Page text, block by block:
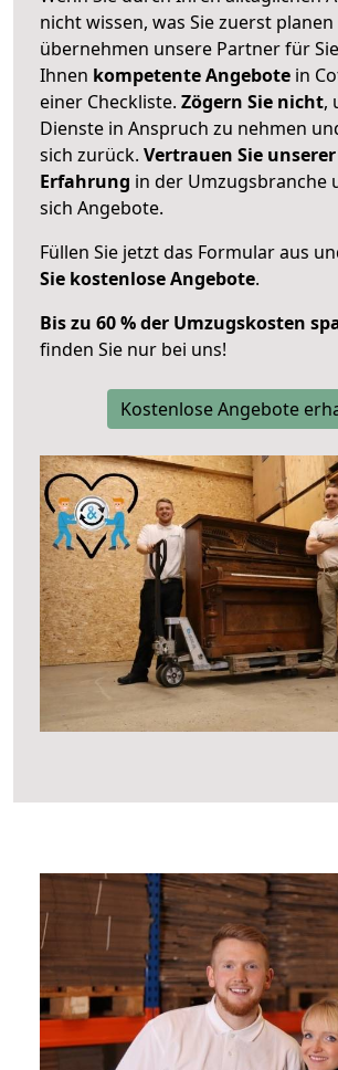
nicht wissen, was Sie zuerst
übernehmen unsere Partner für
Ihnen kompetente Angebote in
einer Checkliste. Zögern Sie nicht,
Dienste in Anspruch zu nehmen
sich zurück. Vertrauen Sie unserer
Erfahrung in der Umzugsbranche
sich Angebote.
Füllen Sie jetzt das Formular aus
Sie kostenlose Angebote.
Bis zu 60 % der Umzugskosten
finden Sie nur bei uns!
Kostenlose Angebote